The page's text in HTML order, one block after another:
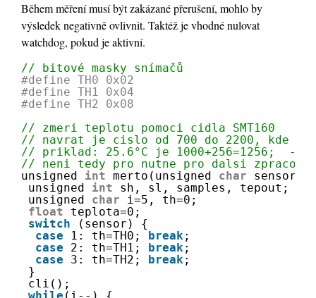
Během měření musí být zakázané přerušení, mohlo by
výsledek negativně ovlivnit. Taktéž je vhodné nulovat
watchdog, pokud je aktivní.
// bitové masky snímačů
#define TH0 0x02
#define TH1 0x04
#define TH2 0x08
// zmeri teplotu pomoci cidla SMT160
// navrat je cislo od 700 do 2200, kde
// priklad: 25.6°C je 1000+256=1256;  -
// neni tedy pro nutne pro dalsi
unsigned int merto(unsigned char
sensor)
unsigned int
sh, sl, samples, tepout;
unsigned char
i=5, th=0;
float
teplota=0;
switch
(sensor) {
case
1: th=TH0; break;
case
2: th=TH1; break;
case
3: th=TH2; break;
}
cli();